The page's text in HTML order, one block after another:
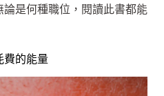
是何種職位，閱讀此書都能
費的能量